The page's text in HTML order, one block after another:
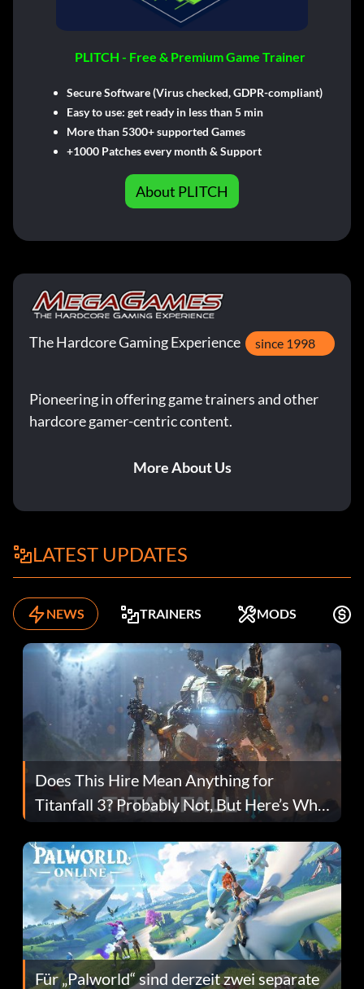
PLITCH - Free & Premium Game Trainer
Secure Software (Virus checked, GDPR-compliant)
Easy to use: get ready in less than 5 min
More than 5300+ supported Games
+1000 Patches every month & Support
About PLITCH
The Hardcore Gaming Experience since 1998
Pioneering in offering game trainers and other
hardcore gamer-centric content.
More About Us
LATEST UPDATES
NEWS TRAINERS MODS
Does This Hire Mean Anything for
Titanfall 3? Probably Not, But Here’s Why
Fans Are Hopeful
Für „Palworld“ sind derzeit zwei separate